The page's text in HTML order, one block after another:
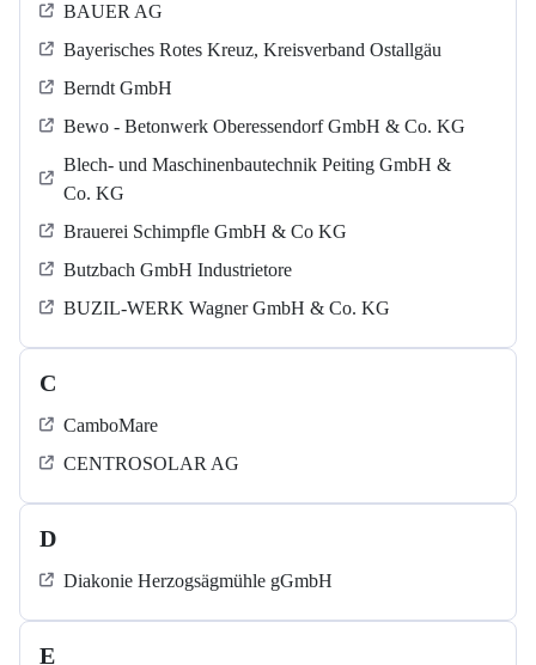
BAUER AG
Bayerisches Rotes Kreuz, Kreisverband Ostallgäu
Berndt GmbH
Bewo - Betonwerk Oberessendorf GmbH & Co. KG
Blech- und Maschinenbautechnik Peiting GmbH &
Co. KG
Brauerei Schimpfle GmbH & Co KG
Butzbach GmbH Industrietore
BUZIL-WERK Wagner GmbH & Co. KG
C
CamboMare
CENTROSOLAR AG
D
Diakonie Herzogsägmühle gGmbH
E